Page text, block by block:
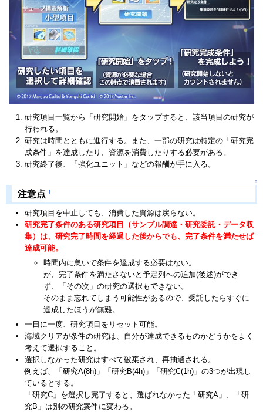
研究項目一覧から「研究開始」をタップすると、該当項目の研究が
行われる。
研究は時間とともに進行する。また、一部の研究は特定の「研究完
成条件」を達成したり、資源を消費したりする必要がある。
研究終了後、「強化ユニット」などの報酬が手に入る。
↑
注意点 †
研究項目を中止しても、消費した資源は戻らない。
研究完了条件のある研究項目（サンプル調達・研究委託・データ収
集）は、研究完了時間を経過した後からでも、完了条件を満たせば
達成可能。
時間内に急いで条件を達成する必要はない。
が、完了条件を満たさないと予定列への追加(後述)ができ
ず、「その次」の研究の選択もできない。
そのまま忘れてしまう可能性があるので、受託したらすぐに
達成したほうが無難。
一日に一度、研究項目をリセット可能。
海域クリアが条件の研究は、自分が達成できるものかどうかをよく
考えて選択すること。
選択しなかった研究はすべて破棄され、再抽選される。
例えば、「研究A(8h)」「研究B(4h)」「研究C(1h)」の3つが出現し
ているとする。
「研究C」を選択し完了すると、選ばれなかった「研究A」、「研
究B」は別の研究案件に変わる。